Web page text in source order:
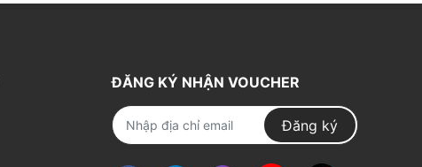
ĐĂNG KÝ NHẬN VOUCHER
Đăng ký